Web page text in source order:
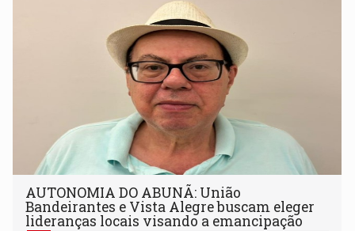
AUTONOMIA DO ABUNÃ: União
Bandeirantes e Vista Alegre buscam eleger
lideranças locais visando a emancipação